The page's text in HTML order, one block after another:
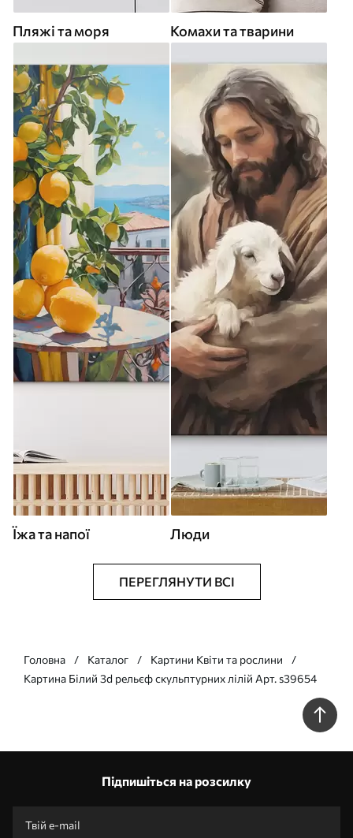
Пляжі та моря Комахи та тварини
Їжа та напої Люди
ПЕРЕГЛЯНУТИ ВСІ
Головна Каталог
Картини Квіти та рослини
Картина Білий 3d рельєф скульптурних лілій Арт. s39654
Підпишіться на розсилку